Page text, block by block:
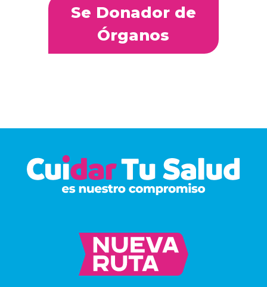
Se Donador de
Órganos